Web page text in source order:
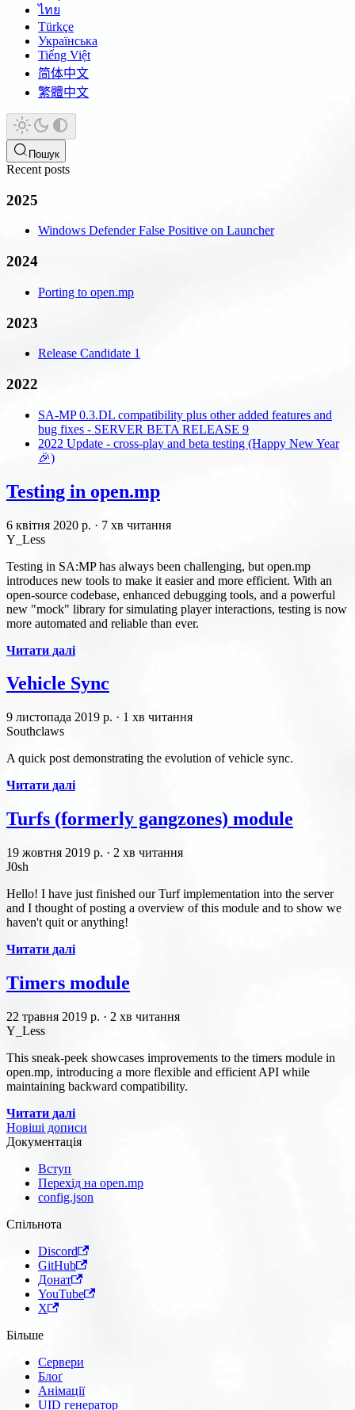
ไทย
Türkçe
Українська
Tiếng Việt
简体中文
繁體中文
Пошук
Recent posts
2025
Windows Defender False Positive on Launcher
2024
Porting to open.mp
2023
Release Candidate 1
2022
SA-MP 0.3.DL compatibility plus other added features and
bug fixes - SERVER BETA RELEASE 9
2022 Update - cross-play and beta testing (Happy New Year
🎉)
Testing in open.mp
6 квітня 2020 р. · 7 хв читання
Y_Less
Testing in SA:MPhas always been challenging, but open.mp
introduces new tools to make it easier and more efficient. With an
open-source codebase, enhanced debugging tools, and a powerful
new "mock" library for simulating player interactions, testing is now
more automated and reliable than ever.
Читати далі
Vehicle Sync
9 листопада 2019 р. · 1 хв читання
Southclaws
A quick post demonstrating the evolution of vehicle sync.
Читати далі
Turfs (formerly gangzones) module
19 жовтня 2019 р. · 2 хв читання
J0sh
Hello! I have just finished our Turf implementation into the server
and I thought of posting a overview of this module and to show we
haven't quit or anything!
Читати далі
Timers module
22 травня 2019 р. · 2 хв читання
Y_Less
This sneak-peek showcases improvements to the timers module in
open.mp, introducing a more flexible and efficient API while
maintaining backward compatibility.
Читати далі
Новіші дописи
Документація
Вступ
Перехід на open.mp
config.json
Спільнота
Discord
GitHub
Донат
YouTube
X
Більше
Сервери
Блоґ
Анімації
UID генератор